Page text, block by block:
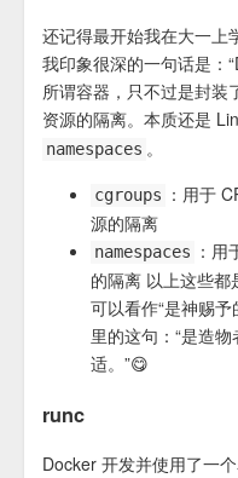
还记得最开始我在大一上
我印象很深的一句话是：
所谓容器，只不过是封装
资源的隔离。本质还是
namespaces 。
cgroups
：用于
源的隔离
namespaces
：
的隔离 以上这些
可以看作“是神赐予
里的这句：“是造
适。”😋
runc
Docker 开发并使用了一